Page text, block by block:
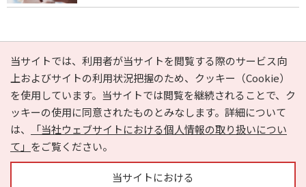
PAGE TOP
当サイトでは、利用者が当サイトを閲覧する際のサービス向
上およびサイトの利用状況把握のため、クッキー（Cookie）
を使用しています。当サイトでは閲覧を継続されることで、ク
ッキーの使用に同意されたものとみなします。詳細について
は、
「当社ウェブサイトにおける個人情報の取り扱いについ
て」 をご覧ください。
当サイトにおける
e-NAVITA（イーナビタ）とは？ お気に入り
ヘルプ
利用規約
個人情報の取り扱いについて
運営会社
サイトマップ
広告掲載に関するお問い合わせ